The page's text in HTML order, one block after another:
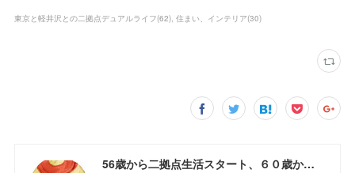
東京と軽井沢との二拠点デュアルライフ(62) 住まい、インテリア(30)
56歳から二拠点生活スタート、６０歳からの山さんぽ